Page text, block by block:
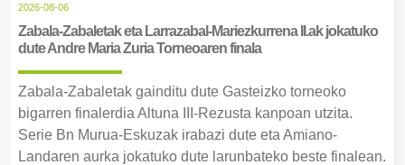
2026-08-06
Zabala-Zabaletak eta Larrazabal-Mariezkurrena II.ak jokatuko
dute Andre Maria Zuria Torneoaren finala
Zabala-Zabaletak gainditu dute Gasteizko torneoko
bigarren finalerdia Altuna III-Rezusta kanpoan utzita.
Serie Bn Murua-Eskuzak irabazi dute eta Amiano-
Landaren aurka jokatuko dute larunbateko beste finalean.